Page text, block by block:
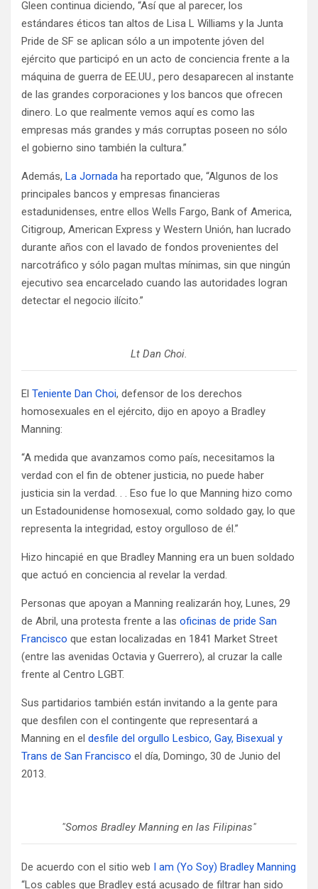
Gleen continua diciendo, “Así que al parecer, los
estándares éticos tan altos de Lisa L Williams y la Junta
Pride de SF se aplican sólo a un impotente jóven del
ejército que participó en un acto de conciencia frente a la
máquina de guerra de EE.UU., pero desaparecen al instante
de las grandes corporaciones y los bancos que ofrecen
dinero. Lo que realmente vemos aquí es como las
empresas más grandes y más corruptas poseen no sólo
el gobierno sino también la cultura.”
Además, La Jornada ha reportado que, “Algunos de los
principales bancos y empresas financieras
estadunidenses, entre ellos Wells Fargo, Bank of America,
Citigroup, American Express y Western Unión, han lucrado
durante años con el lavado de fondos provenientes del
narcotráfico y sólo pagan multas mínimas, sin que ningún
ejecutivo sea encarcelado cuando las autoridades logran
detectar el negocio ilícito.”
Lt Dan Choi.
El Teniente Dan Choi, defensor de los derechos
homosexuales en el ejército, dijo en apoyo a Bradley
Manning:
“A medida que avanzamos como país, necesitamos la
verdad con el fin de obtener justicia, no puede haber
justicia sin la verdad. . . Eso fue lo que Manning hizo como
un Estadounidense homosexual, como soldado gay, lo que
representa la integridad, estoy orgulloso de él.”
Hizo hincapié en que Bradley Manning era un buen soldado
que actuó en conciencia al revelar la verdad.
Personas que apoyan a Manning realizarán hoy, Lunes, 29
de Abril, una protesta frente a las oficinas de pride San
Francisco que estan localizadas en 1841 Market Street
(entre las avenidas Octavia y Guerrero), al cruzar la calle
frente al Centro LGBT.
Sus partidarios también están invitando a la gente para
que desfilen con el contingente que representará a
Manning en el desfile del orgullo Lesbico, Gay, Bisexual y
Trans de San Francisco el día, Domingo, 30 de Junio del
2013.
"Somos Bradley Manning en las Filipinas"
De acuerdo con el sitio web I am (Yo Soy) Bradley Manning
“Los cables que Bradley está acusado de filtrar han sido